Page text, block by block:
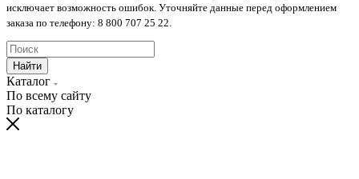
исключает возможность ошибок. Уточняйте данные перед оформлением
заказа по телефону: 8 800 707 25 22.
Найти
Каталог
По всему сайту
По каталогу